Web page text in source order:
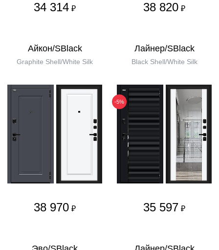
34 314 ₽ 38 820 ₽
Айкон/SBlack
Graphite Shell/White Silk
38 970 ₽
Лайнер/SBlack
Black Shell/White Silk
-5%
35 597 ₽